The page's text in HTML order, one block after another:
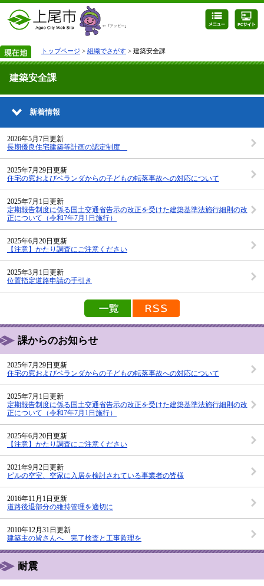
トップページ > 組織でさがす > 建築安全課
建築安全課
新着情報
2026年5月7日更新
長期優良住宅建築等計画の認定制度
2025年7月29日更新
住宅の窓およびベランダからの子どもの転落事故への対応について
2025年7月1日更新
定期報告制度に係る国土交通省告示の改正を受けた建築基準法施行細則の改
正について（令和7年7月1日施行）
2025年6月20日更新
【注意】かたり調査にご注意ください
2025年3月1日更新
位置指定道路申請の手引き
新着情報の一覧を見る
課からのお知らせ
2025年7月29日更新
住宅の窓およびベランダからの子どもの転落事故への対応について
2025年7月1日更新
定期報告制度に係る国土交通省告示の改正を受けた建築基準法施行細則の改
正について（令和7年7月1日施行）
2025年6月20日更新
【注意】かたり調査にご注意ください
2021年9月2日更新
ビルの空室、空家に入居を検討されている事業者の皆様
2016年11月1日更新
道路後退部分の維持管理を適切に
2010年12月31日更新
建築主の皆さんへ 完了検査と工事監理を
耐震